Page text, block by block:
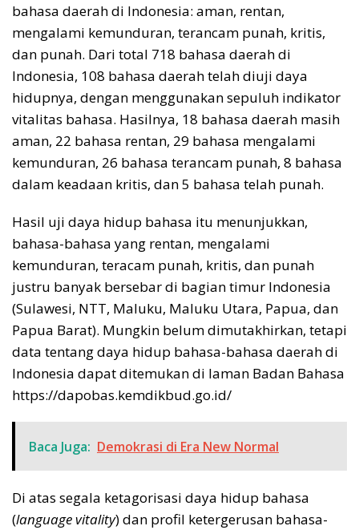
bahasa daerah di Indonesia: aman, rentan,
mengalami kemunduran, terancam punah, kritis,
dan punah. Dari total 718 bahasa daerah di
Indonesia, 108 bahasa daerah telah diuji daya
hidupnya, dengan menggunakan sepuluh indikator
vitalitas bahasa. Hasilnya, 18 bahasa daerah masih
aman, 22 bahasa rentan, 29 bahasa mengalami
kemunduran, 26 bahasa terancam punah, 8 bahasa
dalam keadaan kritis, dan 5 bahasa telah punah.
Hasil uji daya hidup bahasa itu menunjukkan,
bahasa-bahasa yang rentan, mengalami
kemunduran, teracam punah, kritis, dan punah
justru banyak bersebar di bagian timur Indonesia
(Sulawesi, NTT, Maluku, Maluku Utara, Papua, dan
Papua Barat). Mungkin belum dimutakhirkan, tetapi
data tentang daya hidup bahasa-bahasa daerah di
Indonesia dapat ditemukan di laman Badan Bahasa
https://dapobas.kemdikbud.go.id/
Baca Juga: Demokrasi di Era New Normal
Di atas segala ketagorisasi daya hidup bahasa
(language vitality) dan profil ketergerusan bahasa-